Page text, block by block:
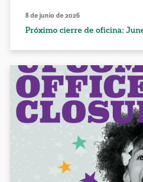
8 de junio de 2026
Próximo cierre de oficina: